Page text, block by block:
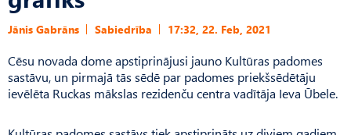
Jānis Gabrāns Sabiedrība 17:32, 22. Feb, 2021
Cēsu novada dome apstiprinājusi jauno Kultūras padomes
sastāvu, un pirmajā tās sēdē par padomes priekšsēdētāju
ievēlēta Ruckas mākslas rezidenču centra vadītāja Ieva Ūbele.